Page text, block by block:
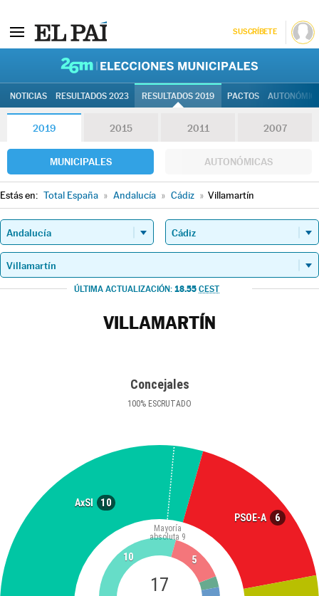
SUSCRÍBETE
NOTICIAS RESULTADOS 2023 RESULTADOS 2019 PACTOS
2019 2015 2011 2007
MUNICIPALES AUTONÓMICAS
Estás en: Total España » Andalucía » Cádiz » Villamartín
ÚLTIMA ACTUALIZACIÓN: 18.55 CEST
VILLAMARTÍN
Concejales
100% ESCRUTADO
AxSI 10
PSOE-A 6
17
Mayoría
absoluta 9
10 5